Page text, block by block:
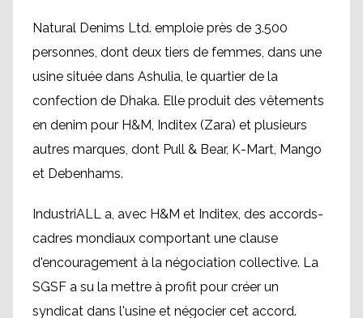
Natural Denims Ltd. emploie près de 3.500
personnes, dont deux tiers de femmes, dans une
usine située dans Ashulia, le quartier de la
confection de Dhaka. Elle produit des vêtements
en denim pour H&M, Inditex (Zara) et plusieurs
autres marques, dont Pull & Bear, K-Mart, Mango
et Debenhams.
IndustriALL a, avec H&M et Inditex, des accords-
cadres mondiaux comportant une clause
d'encouragement à la négociation collective. La
SGSF a su la mettre à profit pour créer un
syndicat dans l'usine et négocier cet accord.